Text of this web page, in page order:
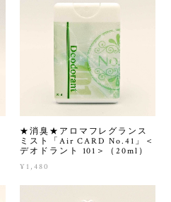
★消臭★アロマフレグランス
ミスト「Air CARD No.41」＜
デオドラント 101＞（20ml）
¥1,480